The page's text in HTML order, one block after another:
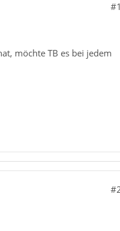
#1
möchte TB es bei jedem